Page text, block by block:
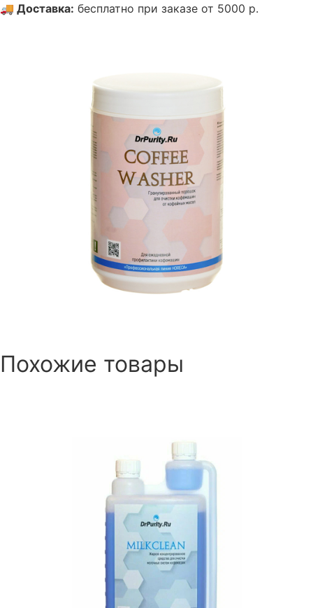
🚚 Доставка: бесплатно при заказе от 5000 р.
Похожие товары